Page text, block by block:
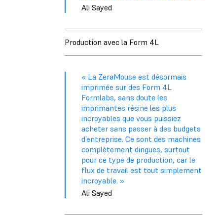
Ali Sayed
Production avec la Form 4L
« La ZerøMouse est désormais
imprimée sur des Form 4L
Formlabs, sans doute les
imprimantes résine les plus
incroyables que vous puissiez
acheter sans passer à des budgets
d’entreprise. Ce sont des machines
complètement dingues, surtout
pour ce type de production, car le
flux de travail est tout simplement
incroyable. »
Ali Sayed